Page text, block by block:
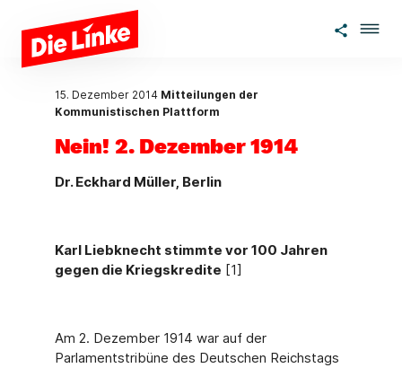
Zum Hauptinhalt springen
15. Dezember 2014 Mitteilungen der
Kommunistischen Plattform
Nein! 2. Dezember 1914
Dr. Eckhard Müller, Berlin
Karl Liebknecht stimmte vor 100 Jahren
gegen die Kriegskredite [1]
Am 2. Dezember 1914 war auf der
Parlamentstribüne des Deutschen Reichstags